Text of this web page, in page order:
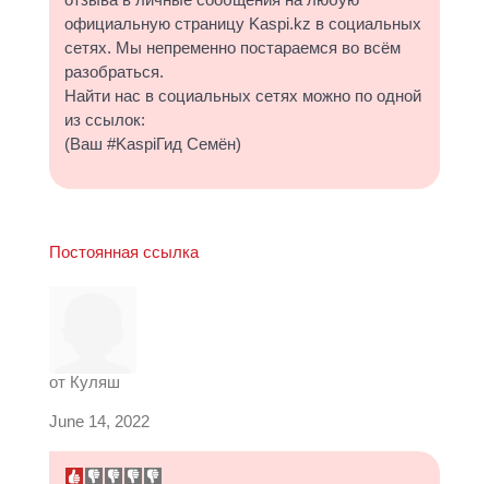
официальную страницу Kaspi.kz в социальных
сетях. Мы непременно постараемся во всём
разобраться.
Найти нас в социальных сетях можно по одной
из ссылок:
(Ваш #KaspiГид Семён)
Постоянная ссылка
от Куляш
June 14, 2022